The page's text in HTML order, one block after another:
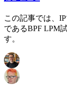
この記事では、
であるBPF LPM
す。